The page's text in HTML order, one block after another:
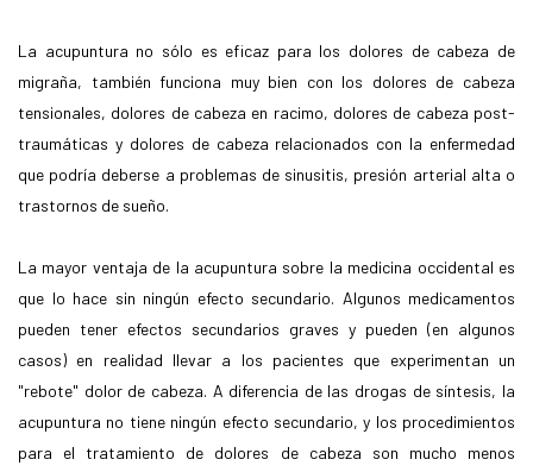
La acupuntura no sólo es eficaz para los dolores de cabeza de
migraña, también funciona muy bien con los dolores de cabeza
tensionales, dolores de cabeza en racimo, dolores de cabeza post-
traumáticas y dolores de cabeza relacionados con la enfermedad
que podría deberse a problemas de sinusitis, presión arterial alta o
trastornos de sueño.
La mayor ventaja de la acupuntura sobre la medicina occidental es
que lo hace sin ningún efecto secundario. Algunos medicamentos
pueden tener efectos secundarios graves y pueden (en algunos
casos) en realidad llevar a los pacientes que experimentan un
"rebote" dolor de cabeza. A diferencia de las drogas de síntesis, la
acupuntura no tiene ningún efecto secundario, y los procedimientos
para el tratamiento de dolores de cabeza son mucho menos